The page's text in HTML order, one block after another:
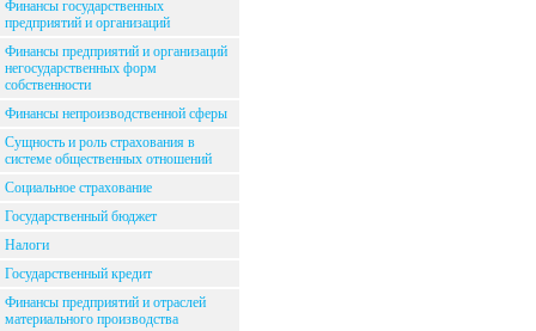
Финансы государственных
предприятий и организаций
Финансы предприятий и организаций
негосударственных форм
собственности
Финансы непроизводственной сферы
Сущность и роль страхования в
системе общественных отношений
Социальное страхование
Государственный бюджет
Налоги
Государственный кредит
Финансы предприятий и отраслей
материального производства